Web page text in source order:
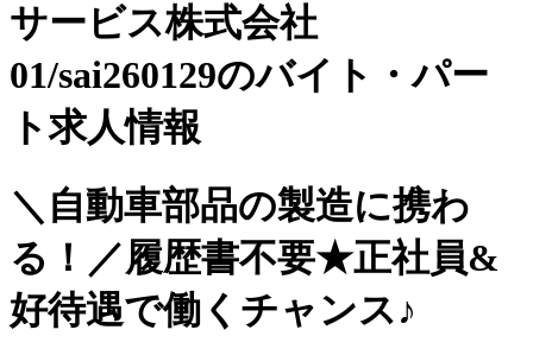
サービス株式会社
01/sai260129のバイト・パー
ト求人情報
＼自動車部品の製造に携わ
る！／履歴書不要★正社員&
好待遇で働くチャンス♪